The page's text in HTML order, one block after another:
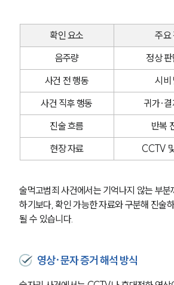
글로벌 파트너 로
고객의 소리
통합검색
AI대륜
업무사례
형사 주요 업무사
사례분석/최신동
형사 법률정보
법률지식인
업무분야
확인 요소
주요
음주량
정상
사건 전 행동
시비
사건 직후 행동
귀가·
진술 흐름
반복
현장 자료
CCTV
술먹고범죄 사건에서는 기억나지 않는 부분
하기보다, 확인 가능한 자료와 구분해 진술
될 수 있습니다.
영상·문자 증거 해석 방식